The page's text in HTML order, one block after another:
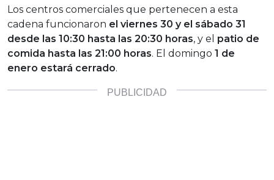
Los centros comerciales que pertenecen a esta
cadena funcionaron el viernes 30 y el sábado 31
desde las 10:30 hasta las 20:30 horas, y el patio de
comida hasta las 21:00 horas. El domingo 1 de
enero estará cerrado.